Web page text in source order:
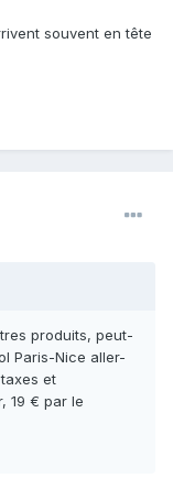
souvent en tête
produits, peut-
Paris-Nice aller-
et
19 € par le